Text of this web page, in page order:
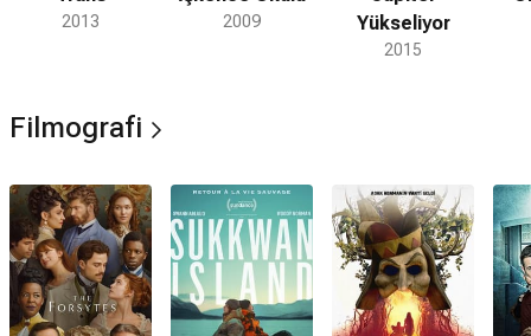
2013 2009
Yükseliyor
2015
Filmografi